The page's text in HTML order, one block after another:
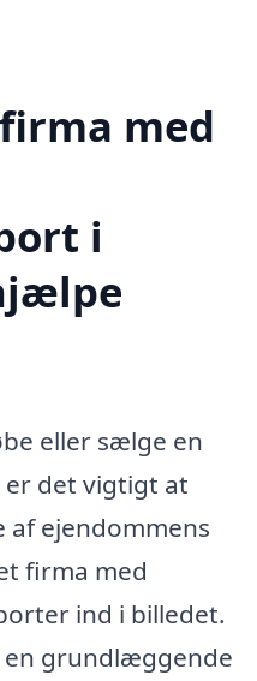
med
i
eller sælge en
er det vigtigt at
af ejendommens
firma med
ind i billedet.
grundlæggende